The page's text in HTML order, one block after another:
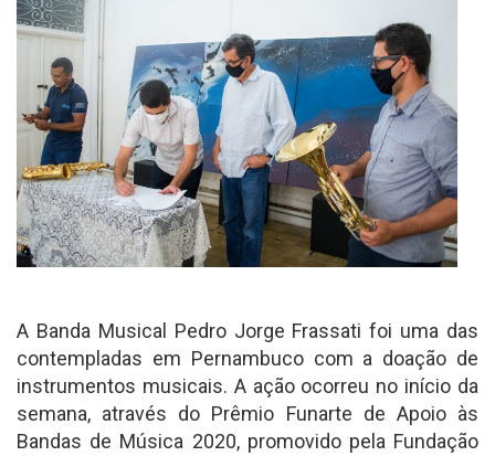
A Banda Musical Pedro Jorge Frassati foi uma das
contempladas em Pernambuco com a doação de
instrumentos musicais. A ação ocorreu no início da
semana, através do Prêmio Funarte de Apoio às
Bandas de Música 2020, promovido pela Fundação